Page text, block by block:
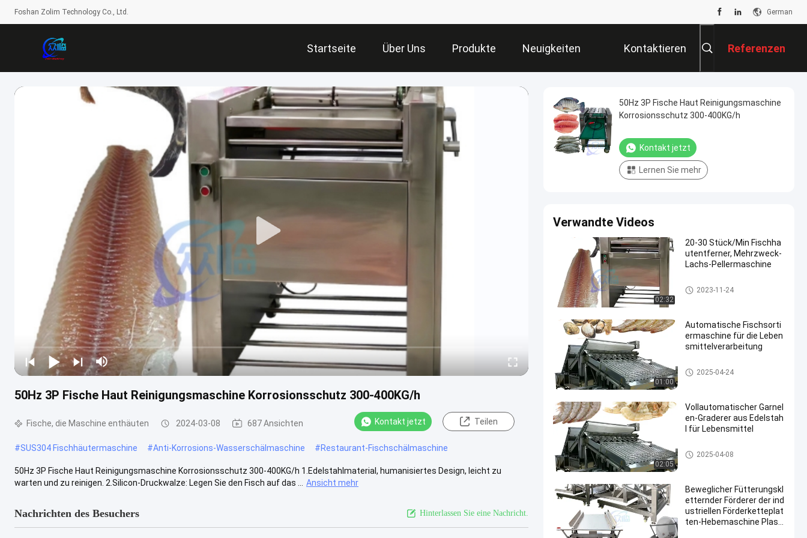
Foshan Zolim Technology Co., Ltd. German
Startseite Über Uns Produkte Neuigkeiten Kontaktieren
Sie Uns
Referenzen
50Hz 3P Fische Haut Reinigungsmaschine Korrosionsschutz 300-400KG/h
Fische, die Maschine enthäuten 2024-03-08 687 Ansichten Kontakt jetzt Teilen
#SUS304 Fischhäutermaschine #Anti-Korrosions-Wasserschälmaschine #Restaurant-Fischschälmaschine
50Hz 3P Fische Haut Reinigungsmaschine Korrosionsschutz 300-400KG/h 1.Edelstahlmaterial, humanisiertes Design, leicht zu
warten und zu reinigen. 2.Silicon-Druckwalze: Legen Sie den Fisch auf das ...
Ansicht mehr
Nachrichten des Besuchers Hinterlassen Sie eine Nachricht.
50Hz 3P Fische Haut Reinigungsmaschine
Korrosionsschutz 300-400KG/h
Kontakt jetzt
Lernen Sie mehr
Verwandte Videos
02:32
20-30 Stück/Min Fischha
utentferner, Mehrzweck-
Lachs-Pellermaschine
Fische, die Maschine enthäute
n
2023-11-24
01:00
Automatische Fischsorti
ermaschine für die Leben
smittelverarbeitung
Garnelen-Sortiermaschine
2025-04-24
02:05
Vollautomatischer Garnel
en-Graderer aus Edelstah
l für Lebensmittel
Garnelen-Sortiermaschine
2025-04-08
Beweglicher Fütterungskl
etternder Förderer der ind
ustriellen Förderketteplat
ten-Hebemaschine Plasti